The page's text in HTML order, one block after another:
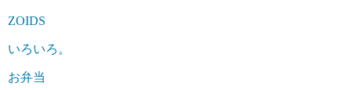
ZOIDS
いろいろ。
お弁当